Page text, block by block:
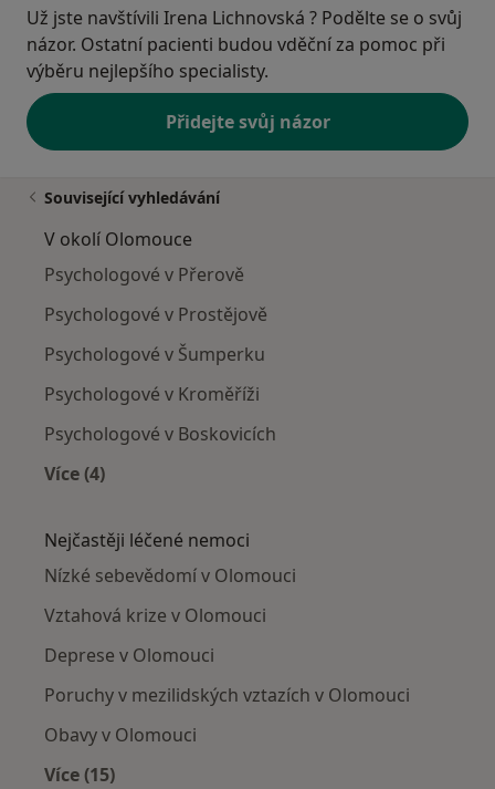
Už jste navštívili Irena Lichnovská ? Podělte se o svůj
názor. Ostatní pacienti budou vděční za pomoc při
výběru nejlepšího specialisty.
Přidejte svůj názor
Související vyhledávání
V okolí Olomouce
Psychologové v Přerově
Psychologové v Prostějově
Psychologové v Šumperku
Psychologové v Kroměříži
Psychologové v Boskovicích
Více (4)
Nejčastěji léčené nemoci
Nízké sebevědomí v Olomouci
Vztahová krize v Olomouci
Deprese v Olomouci
Poruchy v mezilidských vztazích v Olomouci
Obavy v Olomouci
Více (15)